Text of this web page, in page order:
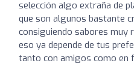
selección algo extraña de
que son algunos bastante
consiguiendo sabores muy
eso ya depende de tus
tanto con amigos como en